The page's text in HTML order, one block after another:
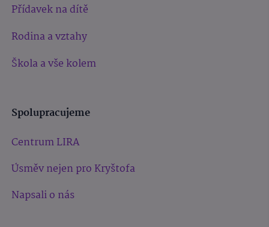
Přídavek na dítě
Rodina a vztahy
Škola a vše kolem
Spolupracujeme
Centrum LIRA
Úsměv nejen pro Kryštofa
Napsali o nás